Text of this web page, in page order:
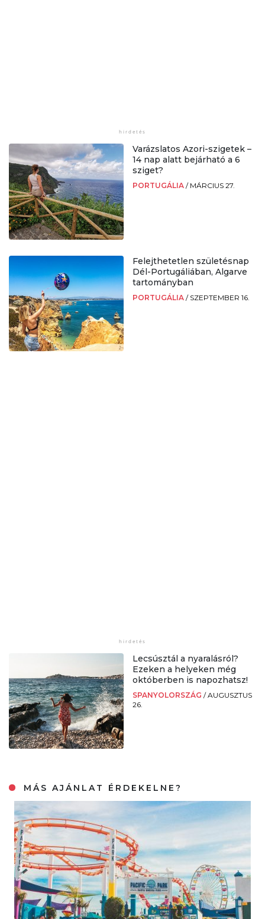
Varázslatos Azori-szigetek –
14 nap alatt bejárható a 6
sziget?
PORTUGÁLIA / MÁRCIUS 27.
Felejthetetlen születésnap
Dél-Portugáliában, Algarve
tartományban
PORTUGÁLIA / SZEPTEMBER 16.
Lecsúsztál a nyaralásról?
Ezeken a helyeken még
októberben is napozhatsz!
SPANYOLORSZÁG /AUGUSZTUS
26.
MÁS AJÁNLAT ÉRDEKELNE?